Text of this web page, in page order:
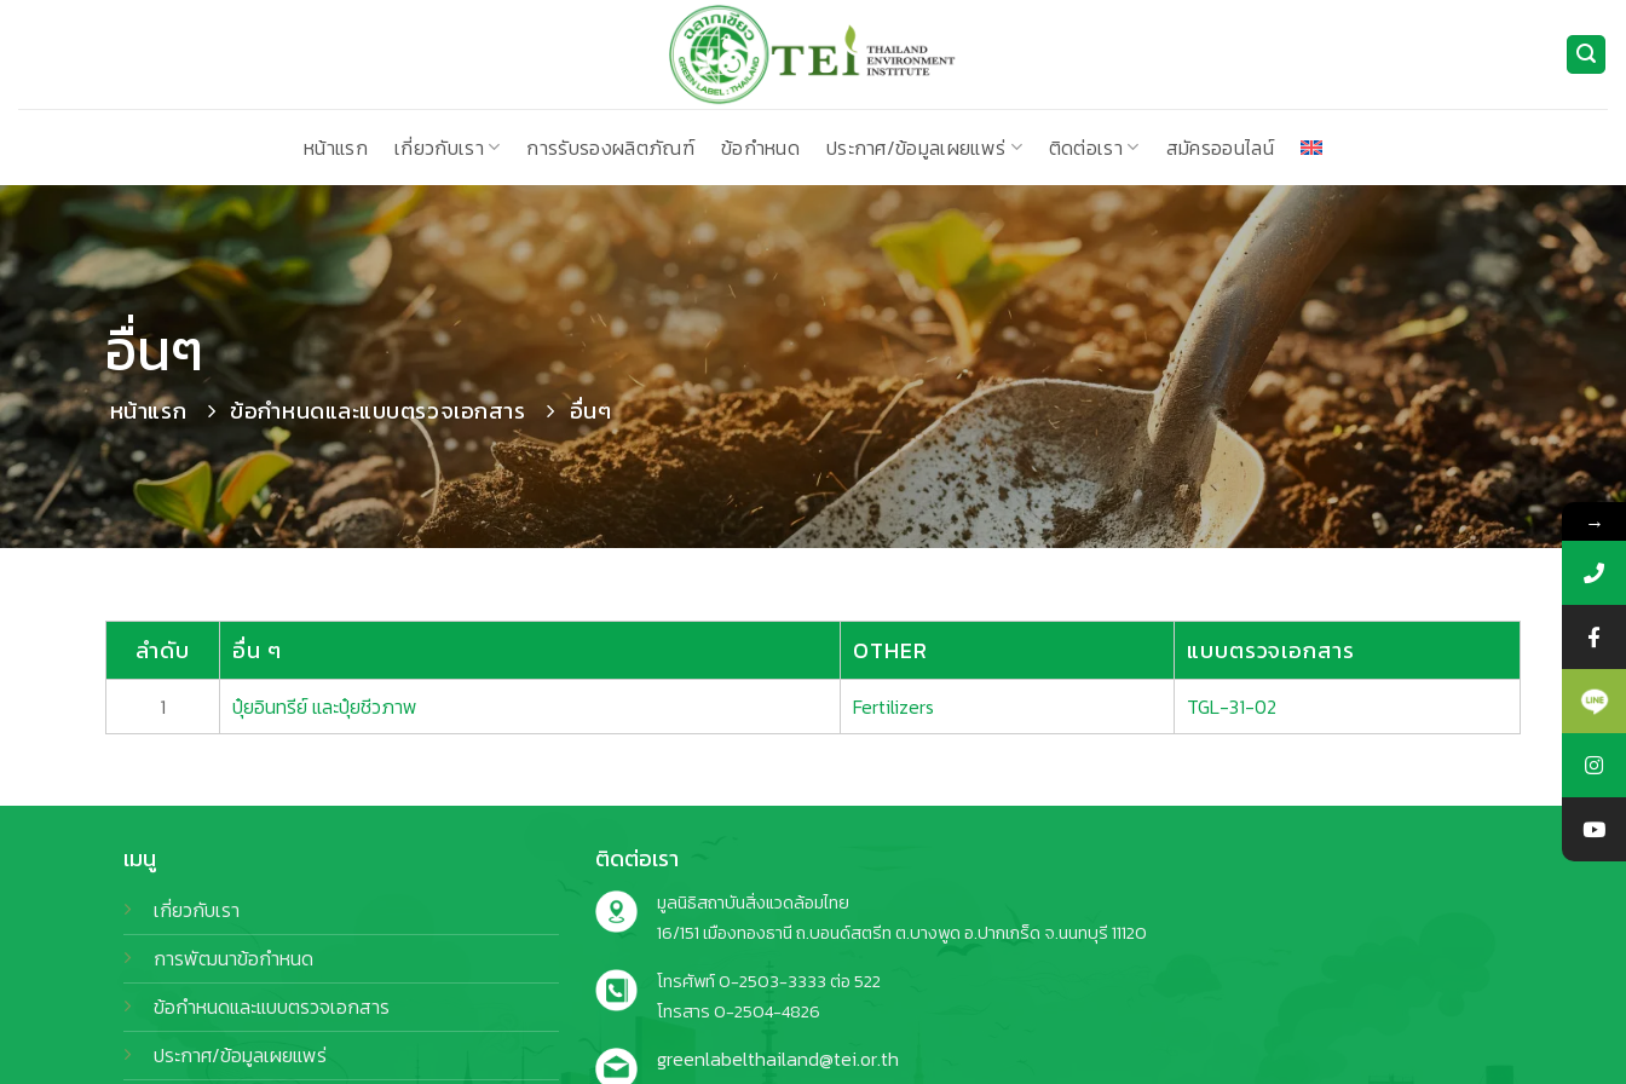
หน้าแรก
เกี่ยวกับเรา การรับรองผลิตภัณฑ์ ข้อกำหนด ประกาศ/ข้อมูลเผยแพร่ ติดต่อเรา สมัครออนไลน์
อื่นๆ
หน้าแรก ข้อกำหนดและแบบตรวจเอกสาร อื่นๆ
ลำดับ อื่น ๆ OTHER แบบตรวจเอกสาร
1 ปุ๋ยอินทรีย์ และปุ๋ยชีวภาพ Fertilizers TGL-31-02
เมนู
เกี่ยวกับเรา
การพัฒนาข้อกำหนด
ข้อกำหนดและแบบตรวจเอกสาร
ประกาศ/ข้อมูลเผยแพร่
ติดต่อเรา
มูลนิธิสถาบันสิ่งแวดล้อมไทย
16/151 เมืองทองธานี ถ.บอนด์สตรีท ต.บางพูด อ.ปากเกร็ด จ.นนทบุรี 11120
โทรศัพท์ 0-2503-3333 ต่อ 522
โทรสาร 0-2504-4826
greenlabelthailand@tei.or.th
→